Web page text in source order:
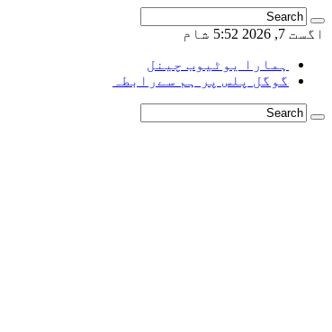
اگست 7, 2026 5:52 شام
ہمارا یوٹیوب چینل
گوگل پلس پر ہم سےرابطہ